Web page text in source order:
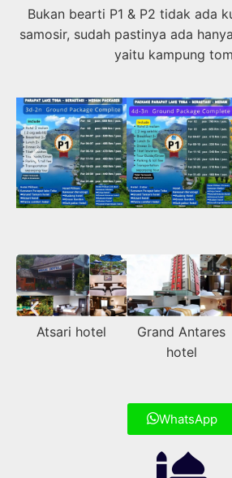
Bukan bearti P1 & P2 tidak ada
samosir, sudah pastinya ada
yaitu kampung
Atsari hotel
Grand Antares
hotel
WhatsApp